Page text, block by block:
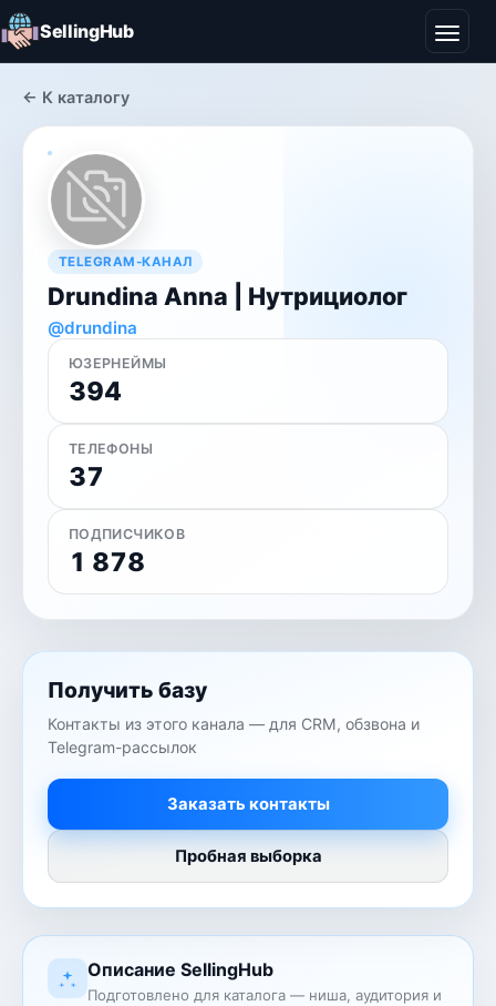
SellingHub
← К каталогу
TELEGRAM-КАНАЛ
Drundina Anna | Нутрициолог
@drundina
ЮЗЕРНЕЙМЫ
394
ТЕЛЕФОНЫ
37
ПОДПИСЧИКОВ
1 878
Описание SellingHub
Подготовлено для каталога — ниша, аудитория и
Получить базу
Контакты из этого канала — для CRM, обзвона и
Telegram-рассылок
Заказать контакты
Пробная выборка